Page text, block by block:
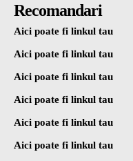
Recomandari
Aici poate fi linkul tau
Aici poate fi linkul tau
Aici poate fi linkul tau
Aici poate fi linkul tau
Aici poate fi linkul tau
Aici poate fi linkul tau